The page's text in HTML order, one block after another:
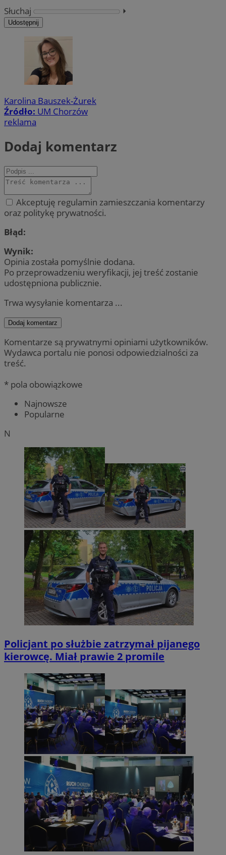
Słuchaj ⏵︎
Udostępnij
Karolina Bauszek-Żurek
Źródło: UM Chorzów
reklama
Dodaj komentarz
Akceptuję regulamin zamieszczania komentarzy
oraz politykę prywatności.
Błąd:
Wynik:
Opinia została pomyślnie dodana.
Po przeprowadzeniu weryfikacji, jej treść zostanie
udostępniona publicznie.
Trwa wysyłanie komentarza ...
Dodaj komentarz
Komentarze są prywatnymi opiniami użytkowników.
Wydawca portalu nie ponosi odpowiedzialności za
treść.
* pola obowiązkowe
Najnowsze
Popularne
N
Policjant po służbie zatrzymał pijanego
kierowcę. Miał prawie 2 promile